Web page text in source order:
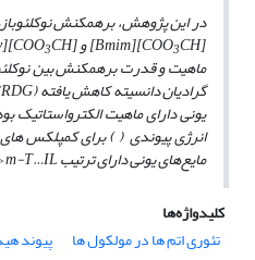
در این پژوهش، برهمکنش
[
COO3CH
][
Bmim
]و [ COO3CH
][
ماهیت و قدرت برهمکنش بین
گرادیان دانسیته کاهش یافته(RDG)
یونی دارای ماهیت
انرژی پیوندی() برای کمپلکس ­های
مایع‌های یونی دارای ترتیبm-T…IL
کلیدواژه‌ها
تئوری اتم ها در مولکول ها
پیوند